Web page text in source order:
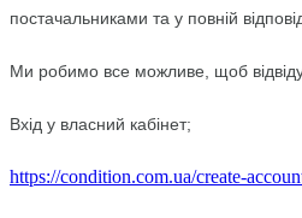
постачальниками та у повній
Ми робимо все можливе, щоб
Вхід у власний кабінет;
https://condition.com.ua/create-